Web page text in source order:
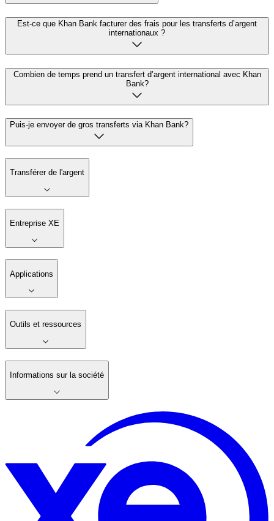
Est-ce que Khan Bank facturer des frais pour les transferts d’argent
internationaux ?
Combien de temps prend un transfert d’argent international avec Khan
Bank?
Puis-je envoyer de gros transferts via Khan Bank?
Transférer de l'argent
Entreprise XE
Applications
Outils et ressources
Informations sur la société